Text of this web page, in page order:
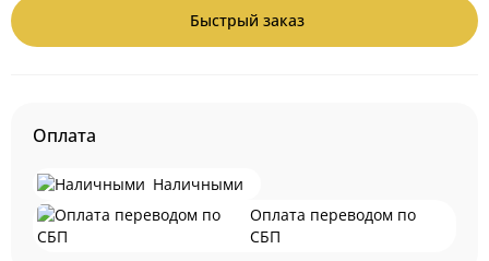
Быстрый заказ
Оплата
Наличными
Оплата переводом по
СБП